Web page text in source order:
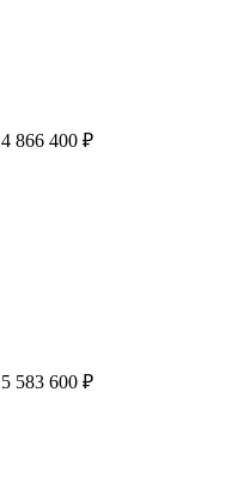
4 866 400 ₽
5 583 600 ₽